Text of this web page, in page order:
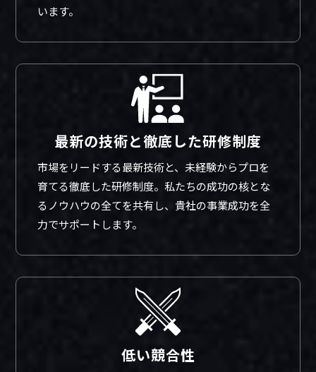
います。
最新の技術と徹底した研修制度
市場をリードする最新技術と、未経験からプロを
育てる徹底した研修制度。私たちの成功の核とな
るノウハウの全てを共有し、貴社の事業成功を全
力でサポートします。
低い競合性